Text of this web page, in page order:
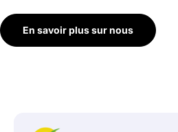
En savoir plus sur nous